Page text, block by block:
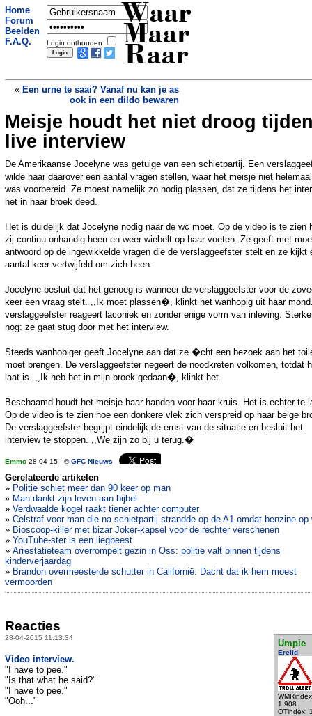
Home
Forum
Beelden
F.A.Q.
Login onthouden
Waar
Maar
Raar
« Een urne te saai? Vanaf nu kan je as
ook in een dildo bewaren
Beroofde Grieken ontsnapten aan
lawine in Nepal »
Meisje houdt het niet droog
live interview
De Amerikaanse Jocelyne was getuige van een schietpartij. Een
wilde haar daarover een aantal vragen stellen, waar het meisje niet
was voorbereid. Ze moest namelijk zo nodig plassen, dat ze tijdens het
het in haar broek deed.
Het is duidelijk dat Jocelyne nodig naar de wc moet. Op de video is te zien
zij continu onhandig heen en weer wiebelt op haar voeten. Ze geeft met
antwoord op de ingewikkelde vragen die de verslaggeefster stelt en ze kijkt
aantal keer vertwijfeld om zich heen.
Jocelyne besluit dat het genoeg is wanneer de verslaggeefster voor de
keer een vraag stelt. ,,Ik moet plassen�, klinkt het wanhopig uit haar
verslaggeefster reageert laconiek en zonder enige vorm van inleving.
nog: ze gaat stug door met het interview.
Steeds wanhopiger geeft Jocelyne aan dat ze �cht een bezoek aan het
moet brengen. De verslaggeefster negeert de noodkreten volkomen, totdat
laat is. ,,Ik heb het in mijn broek gedaan�, klinkt het.
Beschaamd houdt het meisje haar handen voor haar kruis. Het is echter te
Op de video is te zien hoe een donkere vlek zich verspreid op haar beige
De verslaggeefster begrijpt eindelijk de ernst van de situatie en besluit het
interview te stoppen. ,,We zijn zo bij u terug.�
Emmo 28-04-15 - ©GFC Nieuws
Gerelateerde artikelen
» Politie schiet meer dan 90 keer op man
» Man dankt zijn leven aan bijbel
» Verdwaalde kogel raakt tiener achter computer
» Celstraf voor man die na schietpartij strandde op de A1 omdat benzine op
» Bioscoop-killer met bizar Joker-kapsel voor de rechter verschenen
» YouTube-ster is een liegbeest
» Arrestatieteam overrompelt gezin in Oss: politie valt binnen tijdens
kinderverjaardag
» Brandon overmeesterde schutter in Californië: Dacht dat ik hem moest
vermoorden
Reacties
28-04-2015 11:13:34
Umpie
Erelid
1.908
OTindex:
Video interview.
"I have to pee."
"Is that what he said?"
"I have to pee."
"Ooh..."